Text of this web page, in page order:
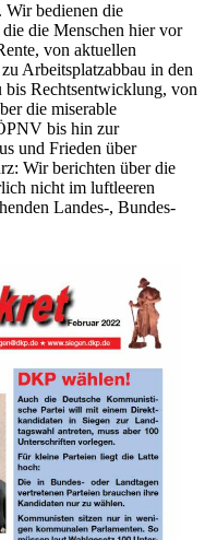
bedienen die
die Menschen hier vor
von aktuellen
Arbeitsplatzabbau in den
bis Rechtsentwicklung, von
die miserable
bis hin zur
und Frieden über
Wir berichten über die
nicht im luftleeren
Landes-, Bundes-